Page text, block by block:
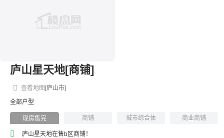
庐山星天地[商铺]
[庐山市]
查看地图
全部户型
现房售完 商铺 城市综合体 商业商铺
庐山星天地在售b区商铺！